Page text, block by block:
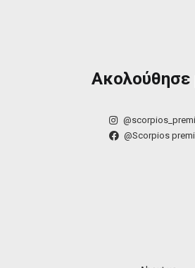
Ακολούθησε
@Scorpios